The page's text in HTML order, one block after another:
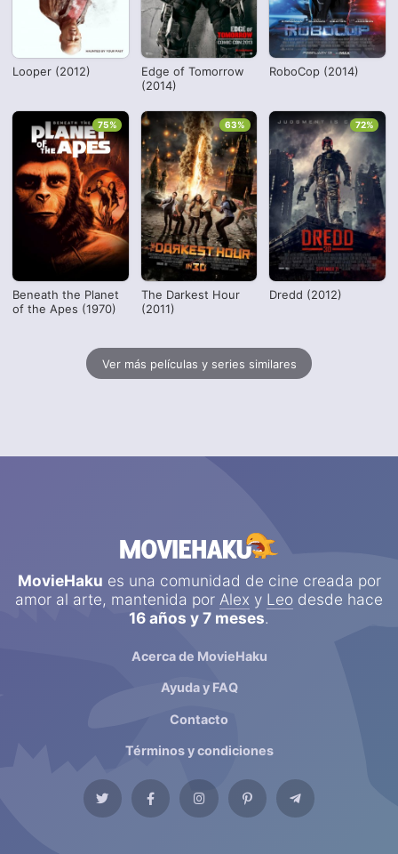
Looper (2012)
Edge of Tomorrow
(2014)
RoboCop (2014)
Beneath the Planet
of the Apes (1970)
75%
The Darkest Hour
(2011)
63%
Dredd (2012)
72%
Ver más películas y series similares
MovieHaku es una comunidad de cine creada por
amor al arte, mantenida por Alex y Leo desde hace
16 años y 7 meses.
Acerca de MovieHaku
Ayuda y FAQ
Contacto
Términos y condiciones